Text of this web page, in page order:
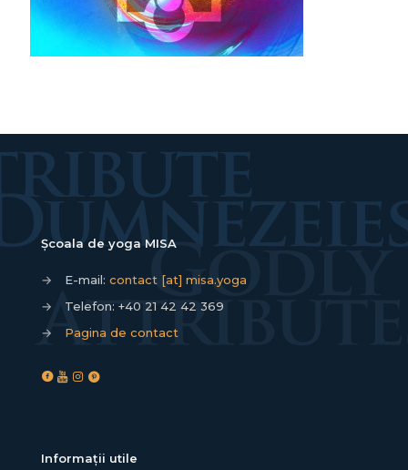
Școala de yoga MISA
→ E-mail: contact [at] misa.yoga
→
Telefon: +40 21 42 42 369
→
Pagina de contact
Informații utile